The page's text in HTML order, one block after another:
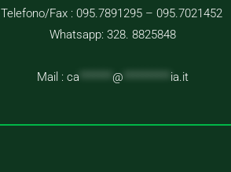
Telefono/Fax : 095.7891295 – 095.7021452
Whatsapp: 328. 8825848
Mail :ca @ ia.it